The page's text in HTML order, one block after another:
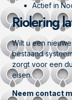
Actief in
Riolering
Wilt u een
bestaand
zorgt voor een
eisen.
Neem contact